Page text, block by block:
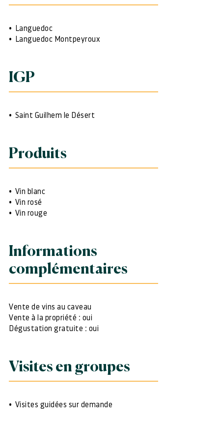
Languedoc
Languedoc Montpeyroux
IGP
Saint Guilhem le Désert
Produits
Vin blanc
Vin rosé
Vin rouge
Informations
complémentaires
Vente de vins au caveau
Vente à la propriété : oui
Dégustation gratuite : oui
Visites en groupes
Visites guidées sur demande